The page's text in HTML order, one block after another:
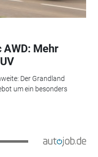
AWD: Mehr
Der Grandland
um ein besonders